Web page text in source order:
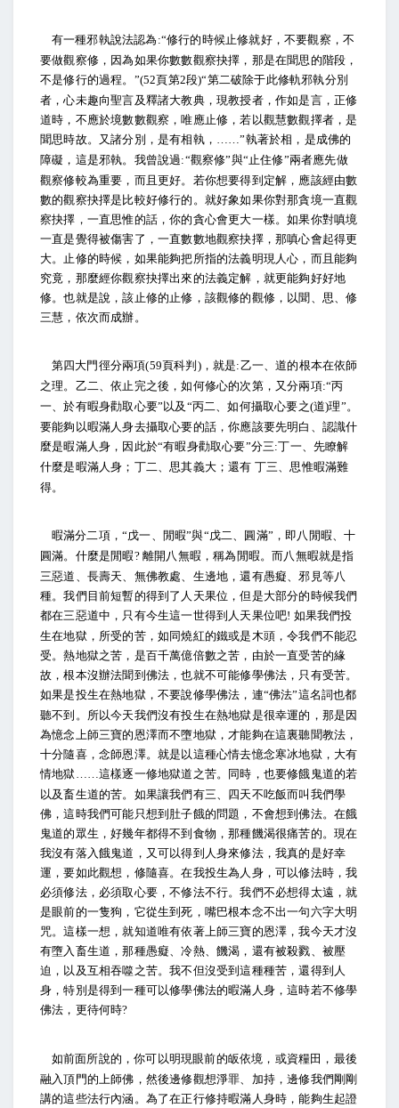
有一種邪執說法認為 :“修行的時候止修就好，不要觀察，不
要做觀察修，因為如果你數數觀察抉擇，那是在聞思的階段，
不是修行的過程。 ”(52頁第2段)“第二破除于此修軌邪執分別
者，心未趣向聖言及釋諸大教典，現教授者，作如是言，正修
道時，不應於境數數觀察，唯應止修，若以觀慧數觀擇者，是
聞思時故。又諸分別，是有相執， ……”執著於相，是成佛的
障礙，這是邪執。我曾說過:“觀察修”與“止住修”兩者應先做
觀察修較為重要，而且更好。若你想要得到定解，應該經由數
數的觀察抉擇是比較好修行的。就好象如果你對那貪境一直觀
察抉擇，一直思惟的話，你的貪心會更大一樣。如果你對嗔境
一直是覺得被傷害了，一直數數地觀察抉擇，那嗔心會起得更
大。止修的時候，如果能夠把所指的法義明現人心，而且能夠
究竟，那麼經你觀察抉擇出來的法義定解，就更能夠好好地
修。也就是說，該止修的止修，該觀修的觀修，以聞、思、修
三慧，依次而成辦。
第四大門徑分兩項(59頁科判)，就是:乙一、道的根本在依師
之理。乙二、依止完之後，如何修心的次第，又分兩項:“丙
一、於有暇身勸取心要”以及 “丙二、如何攝取心要之(道)理” 。
要能夠以暇滿人身去攝取心要的話，你應該要先明白、認識什
麼是暇滿人身，因此於“有暇身勸取心要”分三:丁一、先瞭解
什麼是暇滿人身；丁二、思其義大；還有 丁三、思惟暇滿難
得。
暇滿分二項，“戊一、閒暇”與“戊二、圓滿” ，即八閒暇、十
圓滿。什麼是閒暇?離開八無暇，稱為閒暇。而八無暇就是指
三惡道、長壽天、無佛教處、生邊地，還有愚癡、邪見等八
種。我們目前短暫的得到了人天果位，但是大部分的時候我們
都在三惡道中，只有今生這一世得到人天果位吧! 如果我們投
生在地獄，所受的苦，如同燒紅的鐵或是木頭，令我們不能忍
受。熱地獄之苦，是百千萬億倍數之苦，由於一直受苦的緣
故，根本沒辦法聞到佛法，也就不可能修學佛法，只有受苦。
如果是投生在熱地獄，不要說修學佛法，連“佛法”這名詞也都
聽不到。所以今天我們沒有投生在熱地獄是很幸運的，那是因
為憶念上師三寶的恩澤而不墮地獄，才能夠在這裏聽聞教法，
十分隨喜，念師恩澤。就是以這種心情去憶念寒冰地獄，大有
情地獄 ……這樣逐一修地獄道之苦。同時，也要修餓鬼道的若
以及畜生道的苦。如果讓我們有三、四天不吃飯而叫我們學
佛，這時我們可能只想到肚子餓的問題，不會想到佛法。在餓
鬼道的眾生，好幾年都得不到食物，那種饑渴很痛苦的。現在
我沒有落入餓鬼道，又可以得到人身來修法，我真的是好幸
運，要如此觀想，修隨喜。在我投生為人身，可以修法時，我
必須修法，必須取心要，不修法不行。我們不必想得太遠，就
是眼前的一隻狗，它從生到死，嘴巴根本念不出一句六字大明
咒。這樣一想，就知道唯有依著上師三寶的恩澤，我今天才沒
有墮入畜生道，那種愚癡、冷熱、饑渴，還有被殺戮、被壓
迫，以及互相吞噬之苦。我不但沒受到這種種苦，還得到人
身，特別是得到一種可以修學佛法的暇滿人身，這時若不修學
佛法，更待何時?
如前面所說的，你可以明現眼前的皈依境，或資糧田，最後
融入頂門的上師佛，然後邊修觀想淨罪、加持，邊修我們剛剛
講的這些法行內涵。為了在正行修持暇滿人身時，能夠生起證